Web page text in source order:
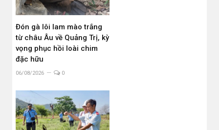
Đón gà lôi lam mào trắng
từ châu Âu về Quảng Trị, kỳ
vọng phục hồi loài chim
đặc hữu
06/08/2026 0